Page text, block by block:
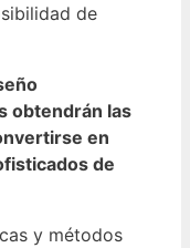
de
obtendrán las
en
de
y métodos